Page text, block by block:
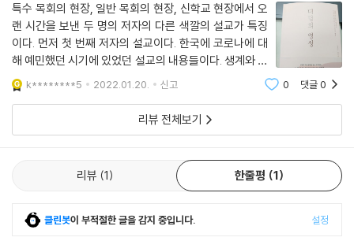
특수 목회의 현장, 일반 목회의 현장, 신학교 현장에서 오
랜 시간을 보낸 두 명의 저자의 다른 색깔의 설교가 특징
이다. 먼저 첫 번째 저자의 설교이다. 한국에 코로나에 대
해 예민했던 시기에 있었던 설교의 내용들이다. 생계와 관
련 없는 대규모 모임, 사적 모임으로 불리던 예배에 대해
많은 교회가 성도들이 거리를 뒀을 때 그 한가운데에서 근
k********5 2022.01.20. 신고 0 댓글0
리뷰 전체보기
리뷰 1 한줄평 1
클린봇이 부적절한 글을 감지 중입니다. 설정